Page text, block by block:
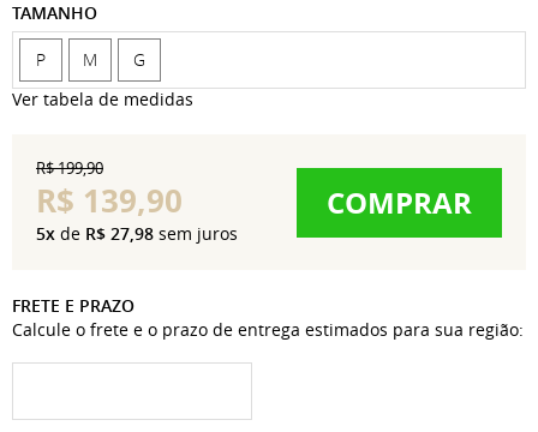
TAMANHO
P M
G
Ver tabela de medidas
R$ 199,90
R$ 139,90
5x de R$ 27,98 sem juros
COMPRAR
FRETE E PRAZO
Calcule o frete e o prazo de entrega estimados para sua região: